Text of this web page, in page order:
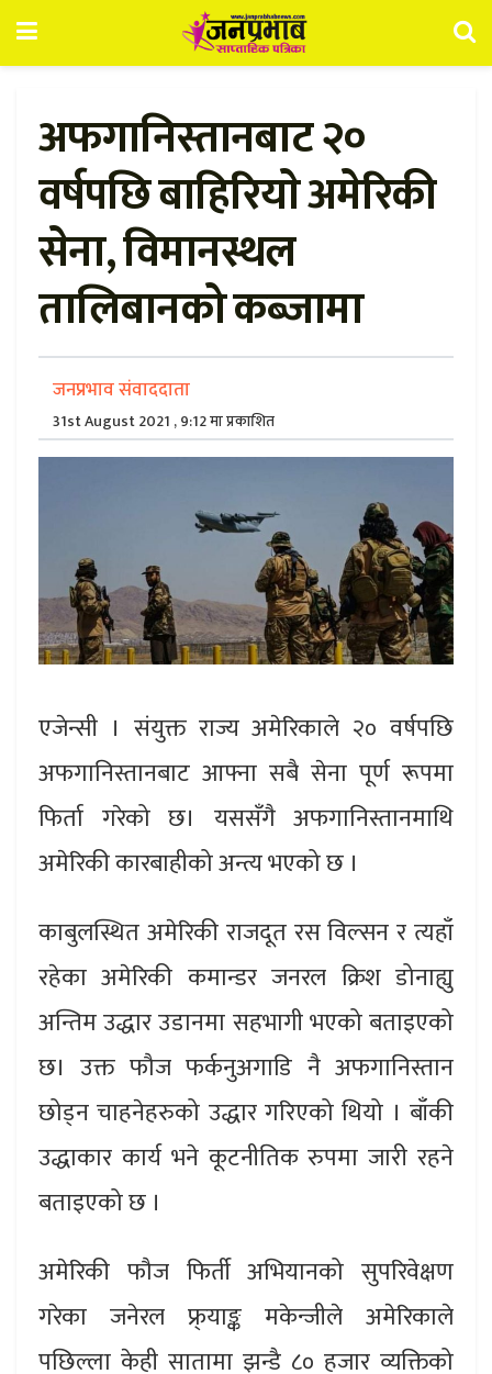
अफगानिस्तानबाट २०
वर्षपछि बाहिरियाे अमेरिकी
सेना, विमानस्थल
तालिबानको कब्जामा
जनप्रभाव संवाददाता
31st August 2021 , 9:12 मा प्रकाशित
एजेन्सी । संयुक्त राज्य अमेरिकाले २० वर्षपछि
अफगानिस्तानबाट आफ्ना सबै सेना पूर्ण रूपमा
फिर्ता गरेको छ। यससँगै अफगानिस्तानमाथि
अमेरिकी कारबाहीको अन्त्य भएको छ ।
काबुलस्थित अमेरिकी राजदूत रस विल्सन र त्यहाँ
रहेका अमेरिकी कमान्डर जनरल क्रिश डोनाह्यु
अन्तिम उद्धार उडानमा सहभागी भएको बताइएको
छ। उक्त फौज फर्कनुअगाडि नै अफगानिस्तान
छोड्न चाहनेहरुको उद्धार गरिएको थियो । बाँकी
उद्धाकार कार्य भने कूटनीतिक रुपमा जारी रहने
बताइएको छ ।
अमेरिकी फौज फिर्ती अभियानको सुपरिवेक्षण
गरेका जनेरल फ्र्याङ्क मकेन्जीले अमेरिकाले
पछिल्ला केही सातामा झन्डै ८० हजार व्यक्तिको